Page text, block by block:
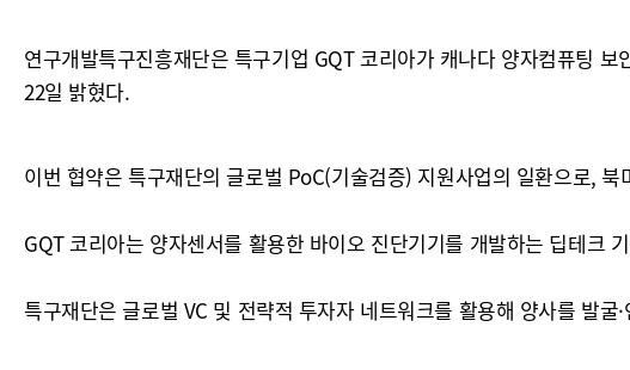
연구개발특구진흥재단은 특구기업 GQT 코리아가 캐나다 양자컴퓨팅
22일 밝혔다.
이번 협약은 특구재단의 글로벌 PoC(기술검증) 지원사업의 일환으로,
GQT 코리아는 양자센서를 활용한 바이오 진단기기를 개발하는 딥테크
특구재단은 글로벌 VC 및 전략적 투자자 네트워크를 활용해 양사를 발